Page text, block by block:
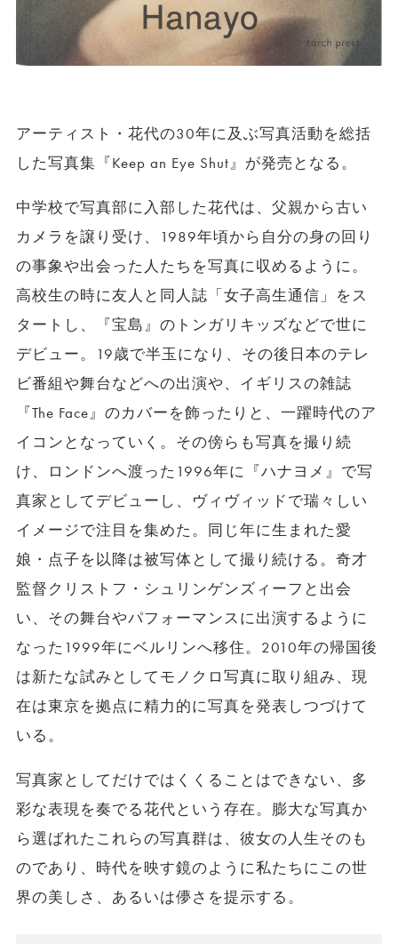
アーティスト・花代の30年に及ぶ写真活動を総括
した写真集『Keep an Eye Shut』が発売となる。
中学校で写真部に入部した花代は、父親から古い
カメラを譲り受け、1989年頃から自分の身の回り
の事象や出会った人たちを写真に収めるように。
高校生の時に友人と同人誌「女子高生通信」をス
タートし、『宝島』のトンガリキッズなどで世に
デビュー。19歳で半玉になり、その後日本のテレ
ビ番組や舞台などへの出演や、イギリスの雑誌
『The Face』のカバーを飾ったりと、一躍時代のア
イコンとなっていく。その傍らも写真を撮り続
け、ロンドンへ渡った1996年に『ハナヨメ』で写
真家としてデビューし、ヴィヴィッドで瑞々しい
イメージで注目を集めた。同じ年に生まれた愛
娘・点子を以降は被写体として撮り続ける。奇才
監督クリストフ・シュリンゲンズィーフと出会
い、その舞台やパフォーマンスに出演するように
なった1999年にベルリンへ移住。2010年の帰国後
は新たな試みとしてモノクロ写真に取り組み、現
在は東京を拠点に精力的に写真を発表しつづけて
いる。
写真家としてだけではくくることはできない、多
彩な表現を奏でる花代という存在。膨大な写真か
ら選ばれたこれらの写真群は、彼女の人生そのも
のであり、時代を映す鏡のように私たちにこの世
界の美しさ、あるいは儚さを提示する。